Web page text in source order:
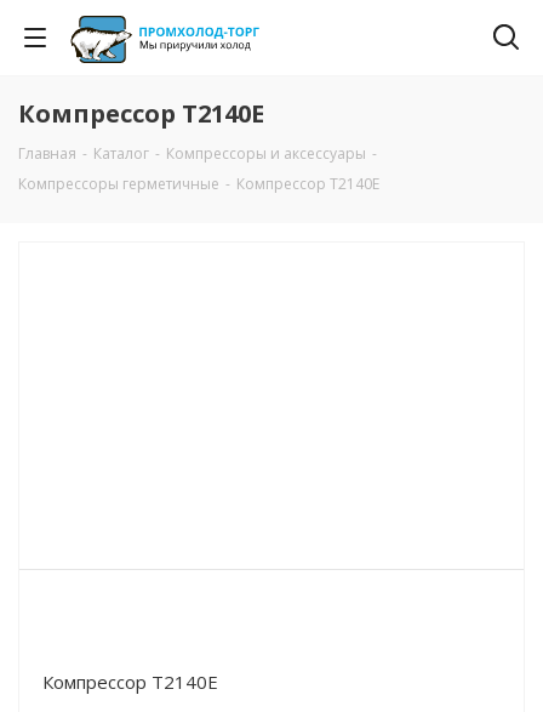
Компрессор T2140Е
Главная - Каталог - Компрессоры и аксессуары -
Компрессоры герметичные - Компрессор T2140Е
Компрессор T2140Е